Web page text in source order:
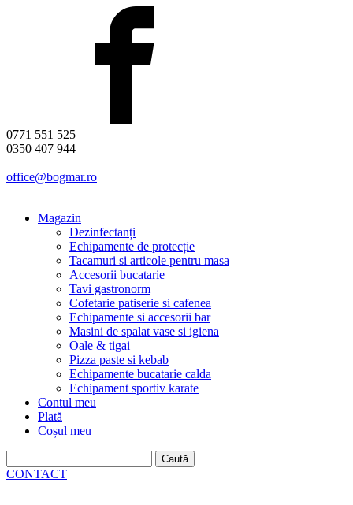
0771 551 525
0350 407 944
office@bogmar.ro
Magazin
Dezinfectanți
Echipamente de protecție
Tacamuri si articole pentru masa
Accesorii bucatarie
Tavi gastronorm
Cofetarie patiserie si cafenea
Echipamente si accesorii bar
Masini de spalat vase si igiena
Oale & tigai
Pizza paste si kebab
Echipamente bucatarie calda
Echipament sportiv karate
Contul meu
Plată
Coșul meu
după:
CONTACT